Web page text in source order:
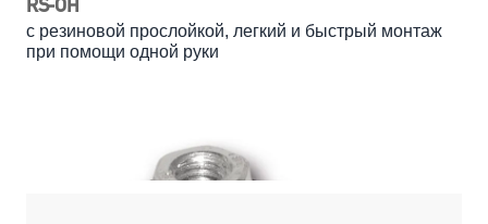
с резиновой прослойкой, легкий и быстрый монтаж
при помощи одной руки